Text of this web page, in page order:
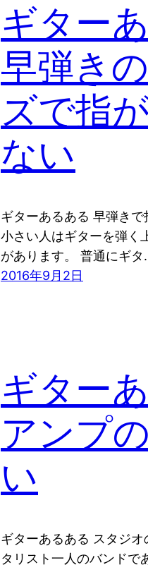
ギター
早弾き
ズで指
ない
ギターあるある 早弾き
小さい人はギターを弾く
があります。 普通にギ
2016年9月2日
ギター
アンプ
い
ギターあるある スタジ
タリスト一人のバンドで